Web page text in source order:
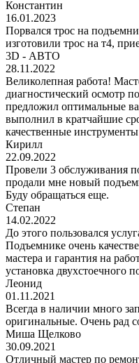
Константин
16.01.2023
Порвался трос на
изготовили трос на т4,
3D - АВТО
28.11.2022
Великолепная работа!
диагностический осмотр
предложил оптимальные
выполнил в кратчайшие
качественные
Кирилл
22.09.2022
Провели 3 обслуживания
продали мне новый
Буду обращаться еще.
Степан
14.02.2022
До этого пользовался
Подъемнике очень
мастера и гарантия на
установка двухстоечного
Леонид
01.11.2021
Всегда в наличии много
оригинальные. Очень рад
Миша Щелково
30.09.2021
Отличный мастер по